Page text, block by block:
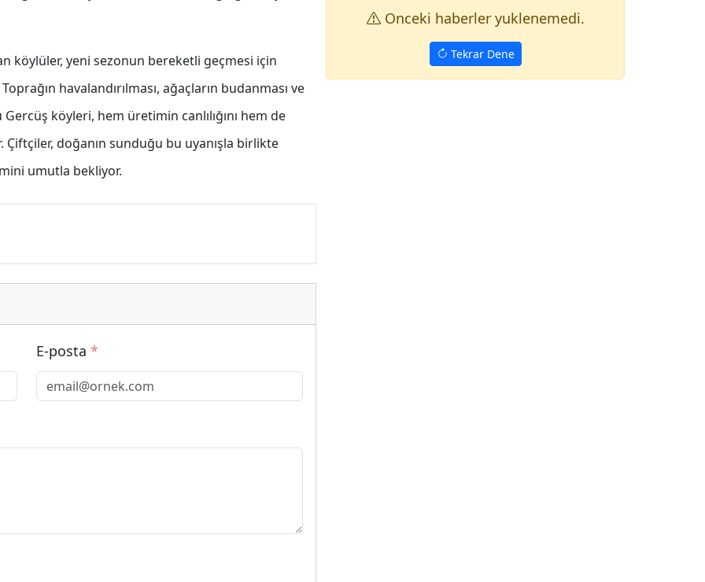
köylüler, yeni sezonun bereketli geçmesi için
havalandırılması, ağaçların budanması ve
köyleri, hem üretimin canlılığını hem de
Çiftçiler, doğanın sunduğu bu uyanışla birlikte
umutla bekliyor.
E-posta *
Onceki haberler yuklenemedi.
Tekrar Dene